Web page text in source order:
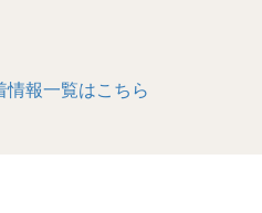
情報一覧はこちら